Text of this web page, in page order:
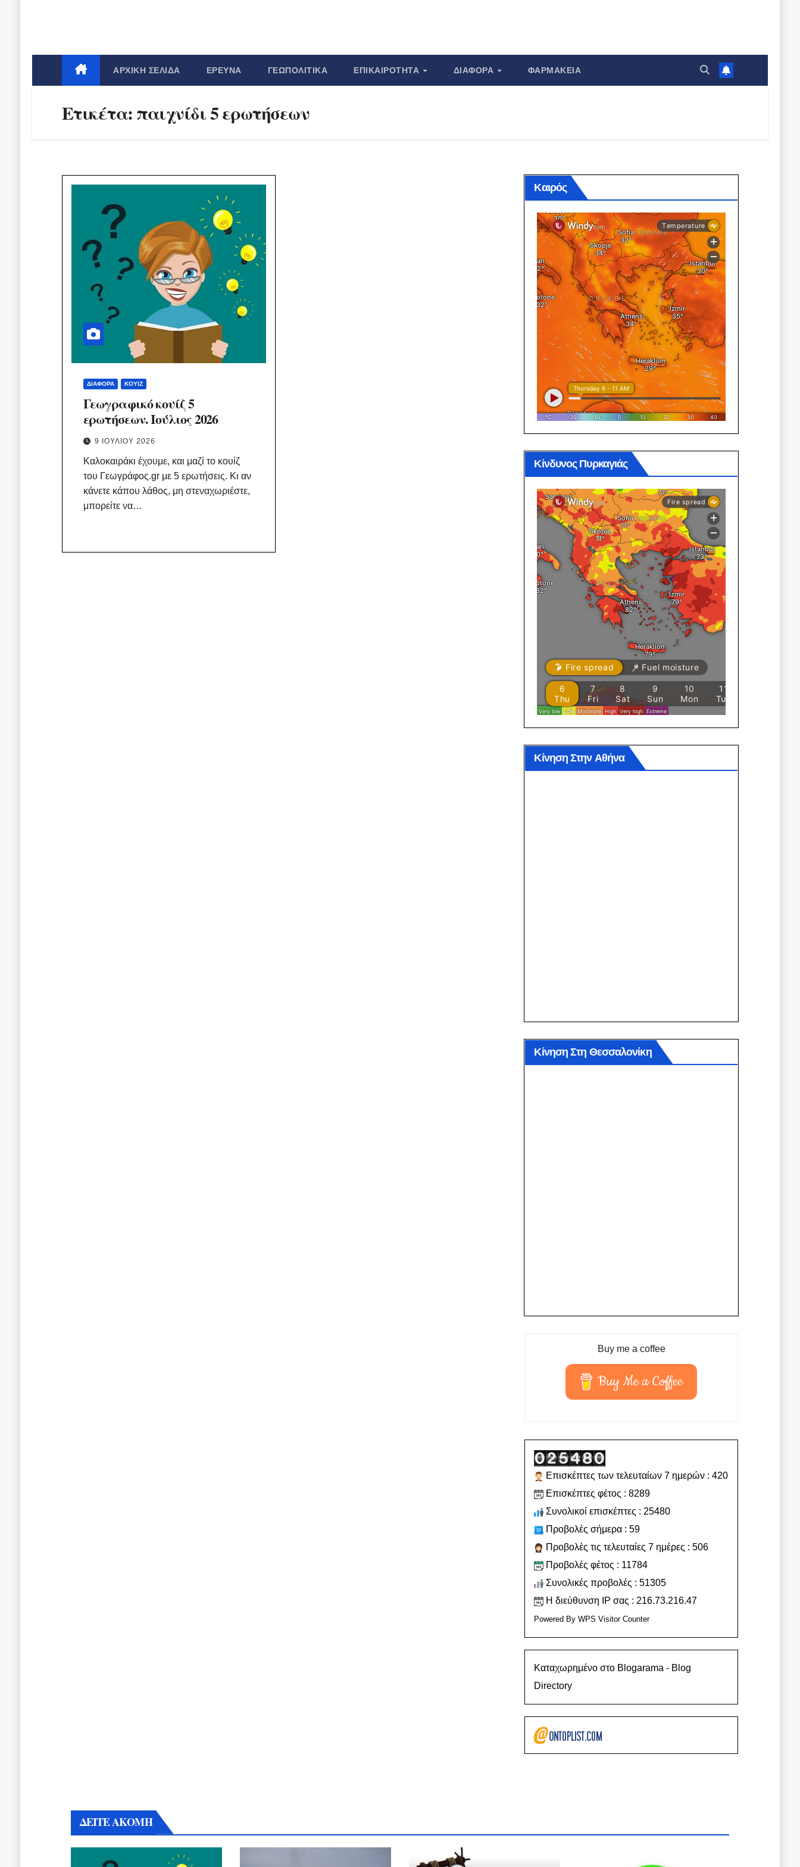
ΑΡΧΙΚΉ ΣΕΛΊΔΑ ΈΡΕΥΝΑ ΓΕΩΠΟΛΙΤΙΚΆ ΕΠΙΚΑΙΡΌΤΗΤΑ ΔΙΆΦΟΡΑ ΦΑΡΜΑΚΕΊΑ
Ετικέτα:παιχνίδι 5 ερωτήσεων
ΔΙΆΦΟΡΑ ΚΟΥΊΖ
Γεωγραφικό κουίζ 5
ερωτήσεων. Ιούλιος 2026
9 ΙΟΥΛΊΟΥ 2026
Καλοκαιράκι έχουμε, και μαζί το κουίζ
του Γεωγράφος.gr με 5 ερωτήσεις. Κι αν
κάνετε κάπου λάθος, μη στεναχωριέστε,
μπορείτε να…
Καιρός
Κίνδυνος Πυρκαγιάς
Κίνηση Στην Αθήνα
Κίνηση Στη Θεσσαλονίκη
Buy me a coffee
Buy Me a Coffee
Επισκέπτες των τελευταίων 7 ημερών : 420
Επισκέπτες φέτος : 8289
Συνολικοί επισκέπτες : 25480
Προβολές σήμερα : 59
Προβολές τις τελευταίες 7 ημέρες : 506
Προβολές φέτος : 11784
Συνολικές προβολές : 51305
Η διεύθυνση IP σας : 216.73.216.47
Powered ByWPS Visitor Counter
Καταχωρημένο στο Blogarama - Blog
Directory
ΔΕΙΤΕ ΑΚΟΜΗ